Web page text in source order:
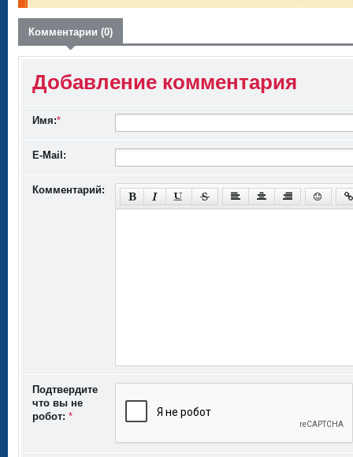
Комментарии (0)
Добавление комментария
Имя:*
E-Mail:
Комментарий:
Подтвердите
что вы не
робот: *